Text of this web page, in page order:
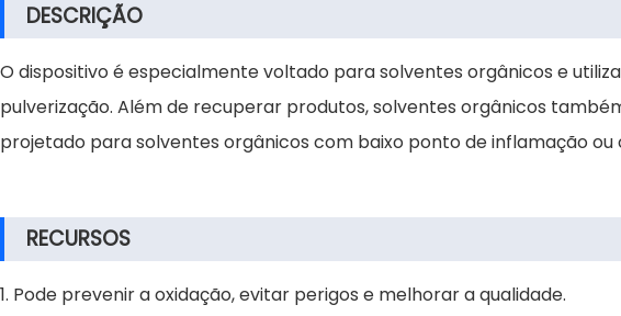
DESCRIÇÃO
O dispositivo é especialmente voltado para solventes orgânicos e
pulverização. Além de recuperar produtos, solventes orgânicos
projetado para solventes orgânicos com baixo ponto de inflamação
RECURSOS
1. Pode prevenir a oxidação, evitar perigos e melhorar a qualidade.